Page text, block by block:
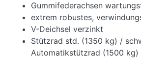
Gummifederachsen
extrem robustes,
V-Deichsel verzinkt
Stützrad std. (1350 kg) /
Automatikstützrad (1500 kg)